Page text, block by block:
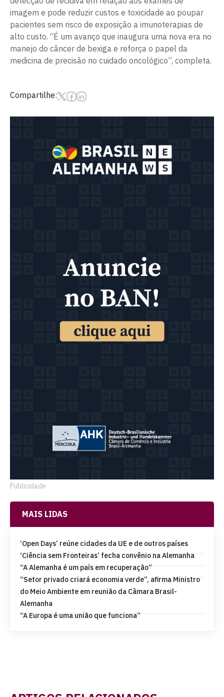
imagem e pode reduzir custos e toxicidade ao poupar
pacientes sem risco de exposição a imunoterapias de
alto custo. “É um avanço que inaugura uma nova era no
manejo do câncer de bexiga e reforça o papel da
medicina de precisão no cuidado oncológico”, completa.
Compartilhe:
Publicidade
MAIS LIDAS
‘Open Days’ reúne cidades da UE e de outros países
‘Ciência sem Fronteiras’ fecha convênio na Alemanha
“A Alemanha é um país em recuperação”
“Setor privado criará economia verde”, afirma Ministro
do Meio Ambiente em reunião da Câmara Brasil-
Alemanha
“A Europa é uma união que funciona”